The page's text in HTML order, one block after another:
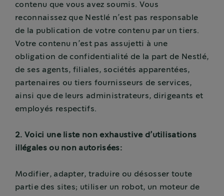
contenu que vous avez soumis. Vous
reconnaissez que Nestlé n’est pas responsable
de la publication de votre contenu par un tiers.
Votre contenu n’est pas assujetti à une
obligation de confidentialité de la part de Nestlé,
de ses agents, filiales, sociétés apparentées,
partenaires ou tiers fournisseurs de services,
ainsi que de leurs administrateurs, dirigeants et
employés respectifs.
2. Voici une liste non exhaustive d’utilisations
illégales ou non autorisées:
Modifier, adapter, traduire ou désosser toute
partie des sites; utiliser un robot, un moteur de